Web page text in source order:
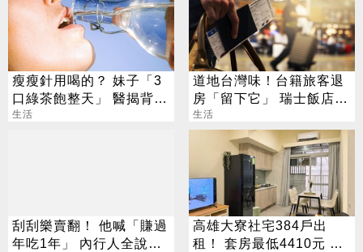
瘦瘦針用喝的？ 妹子「3
口綠茶飽整天」 醫揭背後
真相
生活
道地台灣味！台籍旅客退
房「留下它」 瑞士飯店員
工吃上癮
生活
刮刮樂賣翻！ 他喊「賺過
年吃1年」 內行人全說
高雄大寮社宅384戶出
租！ 套房最低4410元 這